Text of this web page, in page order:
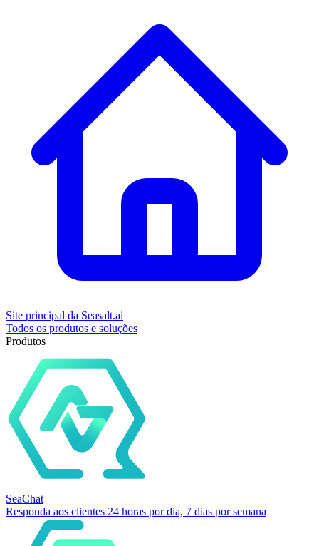
Site principal da Seasalt.ai
Todos os produtos e soluções
Produtos
SeaChat
Responda aos clientes 24 horas por dia, 7 dias por semana